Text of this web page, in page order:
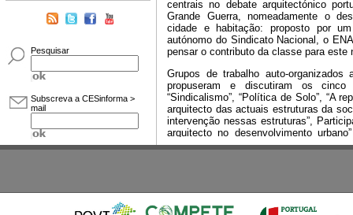
Pesquisar
Subscreva a CESinforma >
mail